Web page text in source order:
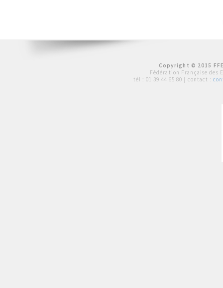
Copyright © 2015
Fédération Française des
tél : 01 39 44 65 80 | contact :